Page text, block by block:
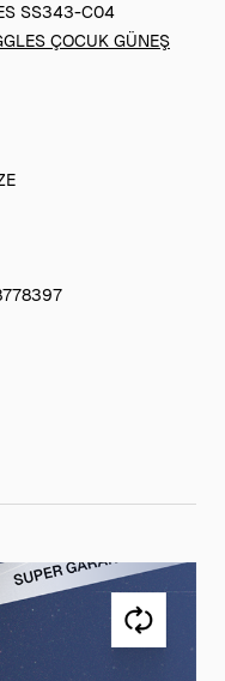
SS343-C04
ÇOCUK GÜNEŞ